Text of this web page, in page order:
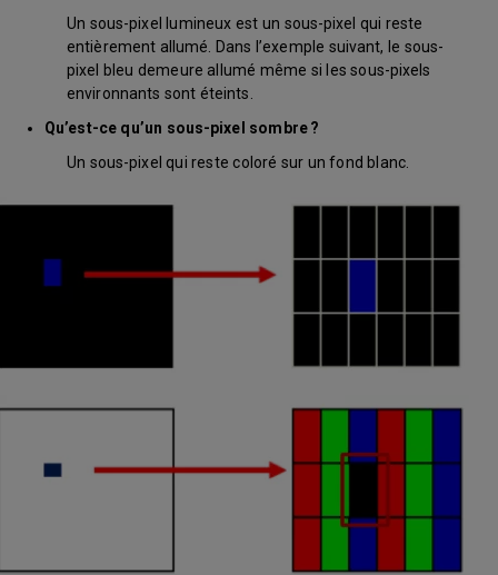
Un sous-pixel lumineux est un sous-pixel qui reste
entièrement allumé. Dans l’exemple suivant, le sous-
pixel bleu demeure allumé même si les sous-pixels
environnants sont éteints.
Qu’est-ce qu’un sous-pixel sombre ?
Un sous-pixel qui reste coloré sur un fond blanc.